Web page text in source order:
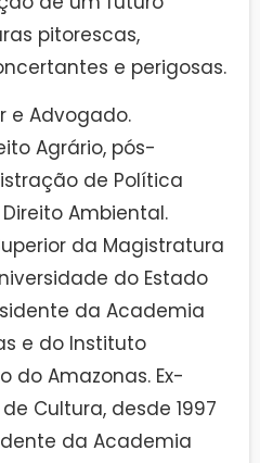
pitorescas,
e perigosas.
e Advogado.
Agrário, pós-
de Política
Ambiental.
da Magistratura
do Estado
da Academia
e do Instituto
do Amazonas. Ex-
Cultura, desde 1997
da Academia